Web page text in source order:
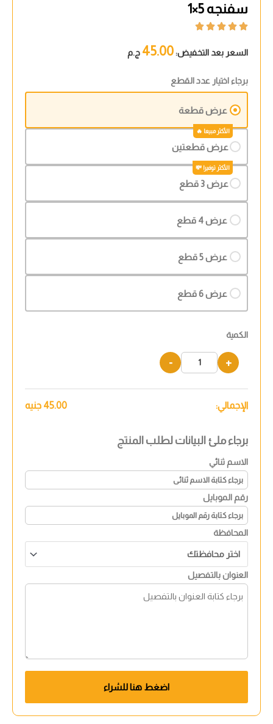
سفنجه 5×1





السعر بعد التخفيض:45.00 ج.م
برجاء اختيار عدد القطع
عرض قطعة
عرض قطعتين
عرض 3 قطع
عرض 4 قطع
عرض 5 قطع
عرض 6 قطع
الكمية
+
-
الإجمالي: 45.00 جنيه
برجاء ملئ البيانات لطلب المنتج
الاسم ثنائي
رقم الموبايل
المحافظة
العنوان بالتفصيل
اضغط هنا للشراء